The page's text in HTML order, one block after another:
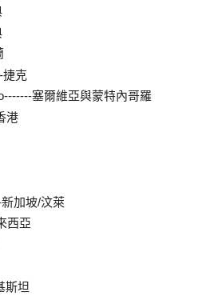
捷克
塞爾維亞與蒙特內哥羅
港
加坡/汶萊
西亞
斯坦